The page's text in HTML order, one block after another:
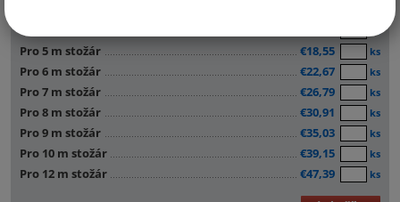
Pro 4 m stožár ks
Pro 5 m stožár €18,55 ks
Pro 6 m stožár €22,67 ks
Pro 7 m stožár €26,79 ks
Pro 8 m stožár €30,91 ks
Pro 9 m stožár €35,03 ks
Pro 10 m stožár €39,15 ks
Pro 12 m stožár €47,39 ks